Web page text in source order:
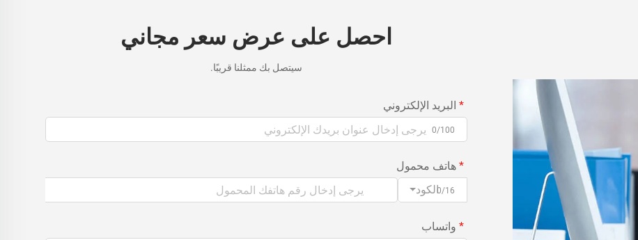
احصل على عرض سعر مجاني
سيتصل بك ممثلنا قريبًا.
البريد الإلكتروني
0/100
هاتف محمول
الكود0/16
واتساب